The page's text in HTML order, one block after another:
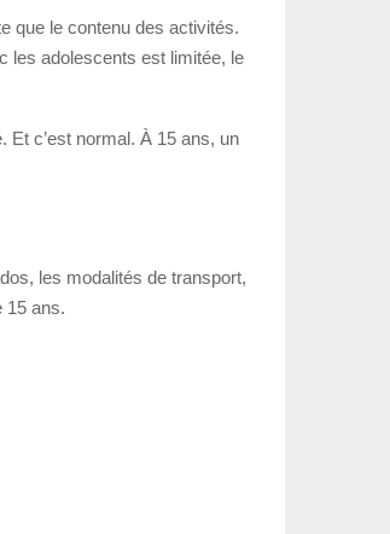
que le contenu des activités.
les adolescents est limitée, le
c’est normal. À 15 ans, un
les modalités de transport,
15 ans.